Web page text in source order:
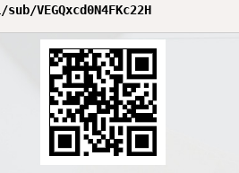
VEGQxcd0N4FKc22H